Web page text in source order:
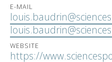
E-MAIL
WEBSITE
https://